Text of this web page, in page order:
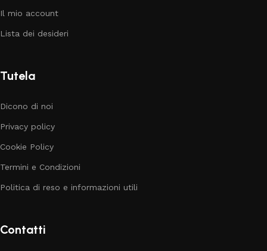
Il mio account
Lista dei desideri
Tutela
Dicono di noi
Privacy policy
Cookie Policy
Termini e Condizioni
Politica di reso e informazioni utili
Contatti